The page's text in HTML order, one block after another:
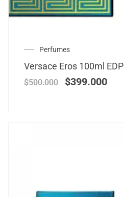
Perfumes
Versace Eros 100ml EDP
$500.000 $399.000